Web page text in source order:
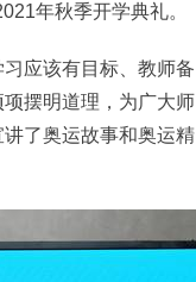
年秋季开学典礼。
应该有目标、教师备
摆明道理，为广大师
了奥运故事和奥运精